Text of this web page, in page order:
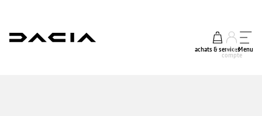
achats & services
mon
compte
Menu